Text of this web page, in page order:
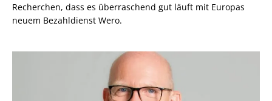
Recherchen, dass es überraschend gut läuft mit Europas
neuem Bezahldienst Wero.